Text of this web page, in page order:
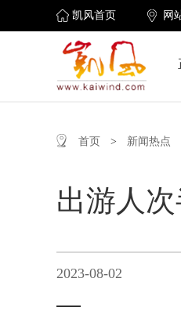
凯风首页 网
首页 > 新闻热点
出游人
2023-08-02